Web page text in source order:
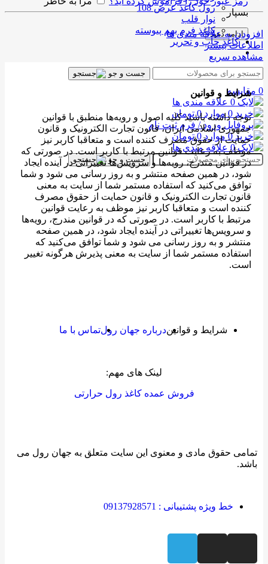
بسپار
ادامه دهید
رول کاغذ عرض 108
نوار قلب
کاغذ فرم بهم پیوسته
کاغذ چاپ و تحریر
جست و جو
0 مقایسه
0 علاقه مندی ها
0 موارد 0 تومان
ورود / فرم ثبت نام
0 موارد 0 تومان
0 علاقه مندی ها
جست و جو
افزودن به علاقه مندی ها
اطلاعات بیشتر
مشاهده سریع
شرایط و قوانین
توجه داشته باشید کلیه اصول و رویه‏‌ها منطبق با قوانین
جمهوری اسلامی ایران، قانون تجارت الکترونیک و قانون
حمایت از حقوق مصرف کننده است و متعاقبا کاربر نیز
موظف به رعایت قوانین مرتبط با کاربر است. در صورتی که
در قوانین مندرج، رویه‏‌ها و سرویس‏‌ها تغییراتی در آینده ایجاد
شود، در همین صفحه منتشر و به روز رسانی می شود و شما
توافق می‏‌کنید که استفاده مستمر شما از سایت به معنی
قانون تجارت الکترونیک و قانون حمایت از حقوق مصرف
کننده است و متعاقبا کاربر نیز موظف به رعایت قوانین
مرتبط با کاربر است. در صورتی که در قوانین مندرج، رویه‏‌ها
و سرویس‏‌ها تغییراتی در آینده ایجاد شود، در همین صفحه
منتشر و به روز رسانی می شود و شما توافق می‏‌کنید که
استفاده مستمر شما از سایت به معنی پذیرش هرگونه تغییر
است.
شرایط و قوانیندرباره جهان رولتماس با ما
لینک های مهم:
فروش عمده کاغذ رول حرارتی
تمامی حقوق مادی و معنوی این سایت متعلق به جهان رول می
باشد.
خط ویژه پشتیبانی : 09137928571